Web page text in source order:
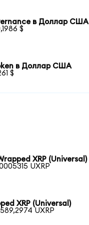
в Доллар США
$
в Доллар США
$
XRP (Universal)
UXRP
XRP (Universal)
UXRP